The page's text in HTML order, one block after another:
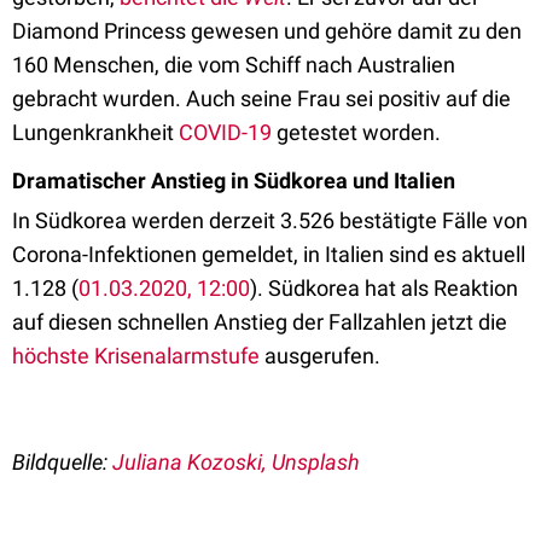
Diamond Princess gewesen und gehöre damit zu den
160 Menschen, die vom Schiff nach Australien
gebracht wurden. Auch seine Frau sei positiv auf die
Lungenkrankheit COVID-19 getestet worden.
Dramatischer Anstieg in Südkorea und Italien
In Südkorea werden derzeit 3.526 bestätigte Fälle von
Corona-Infektionen gemeldet, in Italien sind es aktuell
1.128 (01.03.2020, 12:00). Südkorea hat als Reaktion
auf diesen schnellen Anstieg der Fallzahlen jetzt die
höchste Krisenalarmstufe ausgerufen.
Bildquelle:Juliana Kozoski, Unsplash